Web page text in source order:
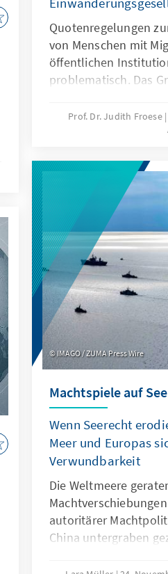
Quotenregelungen
von Menschen mit
öffentlichen
problematisch. Das
zugunsten von
fehlt eine
eingewanderte
sinnvoll. Später
Aufgabe der
Prof. Dr. Judith Froese
IMAGO / ZUMA Press Wire
Machtspiele auf See
Wenn Seerecht
Meer und Europas
Verwundbarkeit
Die Weltmeere
autoritärer
China untergraben